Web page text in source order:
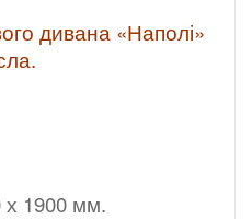
дивана «Наполі»
х 1900 мм.